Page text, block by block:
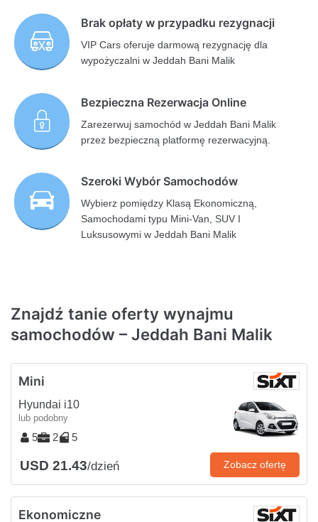
Brak opłaty w przypadku rezygnacji
VIP Cars oferuje darmową rezygnację dla
wypożyczalni w Jeddah Bani Malik
Bezpieczna Rezerwacja Online
Zarezerwuj samochód w Jeddah Bani Malik
przez bezpieczną platformę rezerwacyjną.
Szeroki Wybór Samochodów
Wybierz pomiędzy Klasą Ekonomiczną,
Samochodami typu Mini-Van, SUV I
Luksusowymi w Jeddah Bani Malik
Znajdź tanie oferty wynajmu
samochodów – Jeddah Bani Malik
Mini
Hyundai i10
lub podobny
5 2 5
USD 21.43/dzień Zobacz ofertę
Ekonomiczne